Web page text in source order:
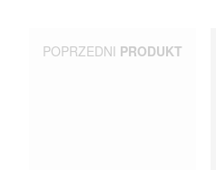
BOXY NA HAK I AKCESORIA
POPRZEDNI PRODUKT